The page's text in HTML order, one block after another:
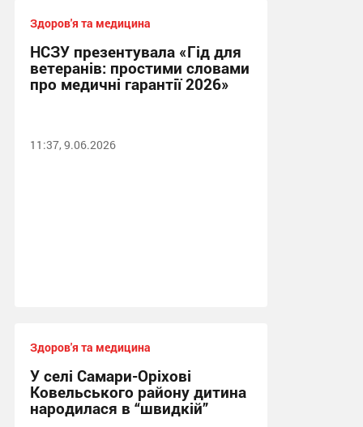
Здоров'я та медицина
НСЗУ презентувала «Гід для
ветеранів: простими словами
про медичні гарантії 2026»
11:37, 9.06.2026
Здоров'я та медицина
У селі Самари-Оріхові
Ковельського району дитина
народилася в “швидкій”